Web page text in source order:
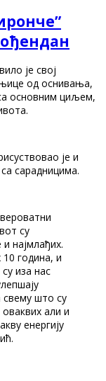
је свој
од оснивања,
основним циљем,
је и
сарадницима.
су
најмлађих.
година, и
иза нас
што су
али и
енергију